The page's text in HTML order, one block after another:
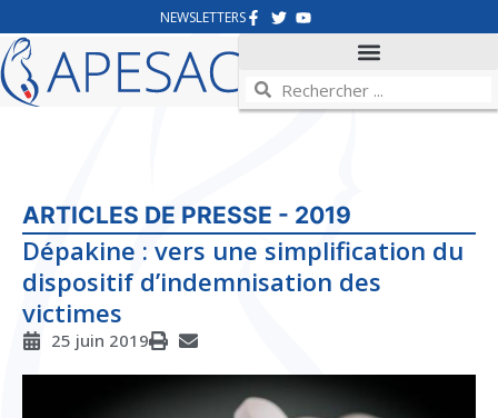
NEWSLETTERS
ARTICLES DE PRESSE - 2019
Dépakine : vers une simplification du
dispositif d’indemnisation des
victimes
25 juin 2019